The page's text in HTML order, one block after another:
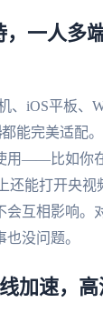
，一人多
、iOS平板、
都能完美适配
用——比如你
还能打开央视
会互相影响。
没问题。
加速，